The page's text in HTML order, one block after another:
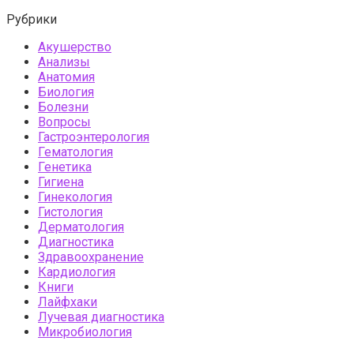
Рубрики
Акушерство
Анализы
Анатомия
Биология
Болезни
Вопросы
Гастроэнтерология
Гематология
Генетика
Гигиена
Гинекология
Гистология
Дерматология
Диагностика
Здравоохранение
Кардиология
Книги
Лайфхаки
Лучевая диагностика
Микробиология